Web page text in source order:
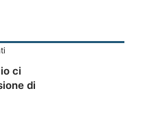
ci
di